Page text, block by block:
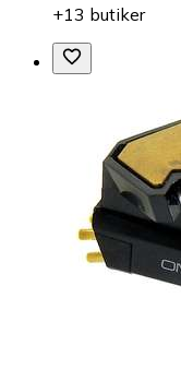
+13 butiker